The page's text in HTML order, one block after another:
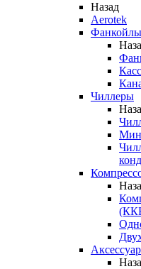
Назад
Aerotek
Фанкойлы
Чиллеры